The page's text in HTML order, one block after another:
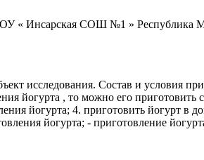
« Инсарская СОШ №1 » Республика
исследования. Состав и условия
йогурта , то можно его приготовить
йогурта; 4. приготовить йогурт
йогурта; - приготовление